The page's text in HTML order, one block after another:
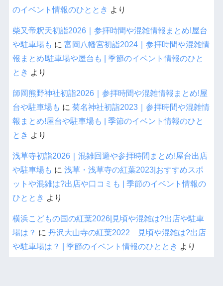
のイベント情報のひととき より
柴又帝釈天初詣2026｜参拝時間や混雑情報まとめ!屋台
や駐車場も に 富岡八幡宮初詣2024｜参拝時間や混雑情
報まとめ!駐車場や屋台も | 季節のイベント情報のひと
とき より
師岡熊野神社初詣2026｜参拝時間や混雑情報まとめ!屋
台や駐車場も に 菊名神社初詣2023｜参拝時間や混雑情
報まとめ!屋台や駐車場も | 季節のイベント情報のひと
とき より
浅草寺初詣2026｜混雑回避や参拝時間まとめ!屋台出店
や駐車場も に 浅草・浅草寺の紅葉2023|おすすめスポ
ットや混雑は?出店や口コミも | 季節のイベント情報の
ひととき より
横浜こどもの国の紅葉2026|見頃や混雑は?出店や駐車
場は？ に 丹沢大山寺の紅葉2022 見頃や混雑は?出店
や駐車場は？ | 季節のイベント情報のひととき より